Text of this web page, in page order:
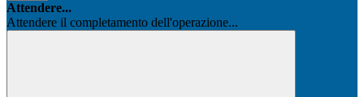
Attendere...
Attendere il completamento dell'operazione...